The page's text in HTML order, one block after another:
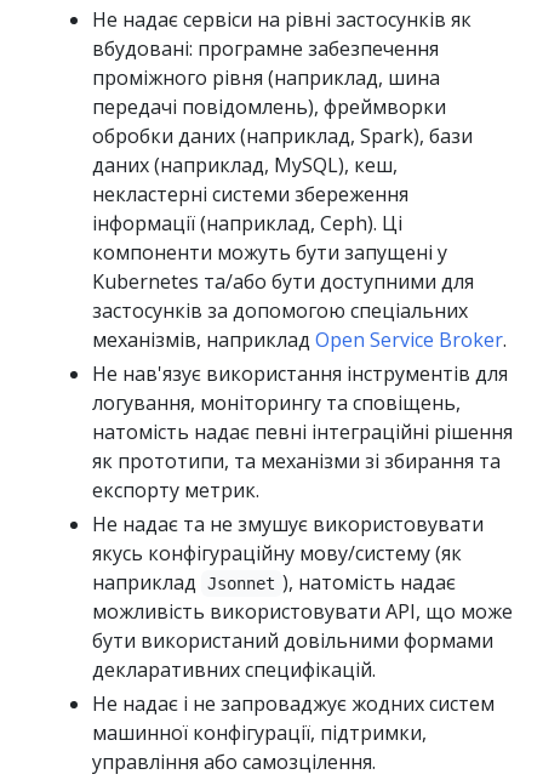
Не надає сервіси на рівні застосунків як
вбудовані: програмне забезпечення
проміжного рівня (наприклад, шина
передачі повідомлень), фреймворки
обробки даних (наприклад, Spark), бази
даних (наприклад, MySQL), кеш,
некластерні системи збереження
інформації (наприклад, Ceph). Ці
компоненти можуть бути запущені у
Kubernetes та/або бути доступними для
застосунків за допомогою спеціальних
механізмів, наприклад Open Service Broker.
Не нав'язує використання інструментів для
логування, моніторингу та сповіщень,
натомість надає певні інтеграційні рішення
як прототипи, та механізми зі збирання та
експорту метрик.
Не надає та не змушує використовувати
якусь конфігураційну мову/систему (як
наприклад
Jsonnet ), натомість надає
можливість використовувати API, що може
бути використаний довільними формами
декларативних специфікацій.
Не надає і не запроваджує жодних систем
машинної конфігурації, підтримки,
управління або самозцілення.